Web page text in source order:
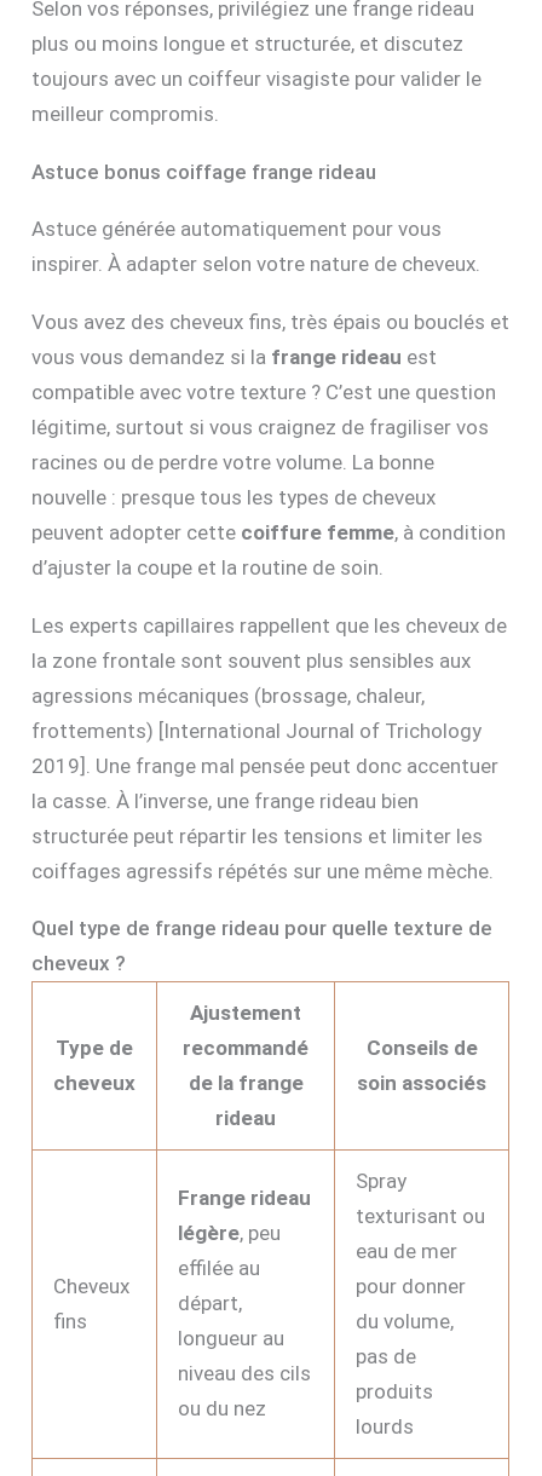
Selon vos réponses, privilégiez une frange rideau
plus ou moins longue et structurée, et discutez
toujours avec un coiffeur visagiste pour valider le
meilleur compromis.
Astuce bonus coiffage frange rideau
Astuce générée automatiquement pour vous
inspirer. À adapter selon votre nature de cheveux.
Vous avez des cheveux fins, très épais ou bouclés et
vous vous demandez si la frange rideau est
compatible avec votre texture ? C’est une question
légitime, surtout si vous craignez de fragiliser vos
racines ou de perdre votre volume. La bonne
nouvelle : presque tous les types de cheveux
peuvent adopter cette coiffure femme, à condition
d’ajuster la coupe et la routine de soin.
Les experts capillaires rappellent que les cheveux de
la zone frontale sont souvent plus sensibles aux
agressions mécaniques (brossage, chaleur,
frottements) [International Journal of Trichology
2019]. Une frange mal pensée peut donc accentuer
la casse. À l’inverse, une frange rideau bien
structurée peut répartir les tensions et limiter les
coiffages agressifs répétés sur une même mèche.
Quel type de frange rideau pour quelle texture de
cheveux ?
Type de
cheveux
Ajustement
recommandé
de la frange
rideau
Conseils de
soin associés
Cheveux
fins
Frange rideau
légère, peu
effilée au
départ,
longueur au
niveau des cils
ou du nez
Spray
texturisant ou
eau de mer
pour donner
du volume,
pas de
produits
lourds